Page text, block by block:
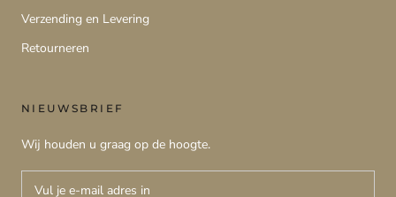
Verzending en Levering
Retourneren
NIEUWSBRIEF
Wij houden u graag op de hoogte.